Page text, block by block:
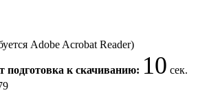
Adobe Acrobat Reader)
подготовка к скачиванию: 10 сек.